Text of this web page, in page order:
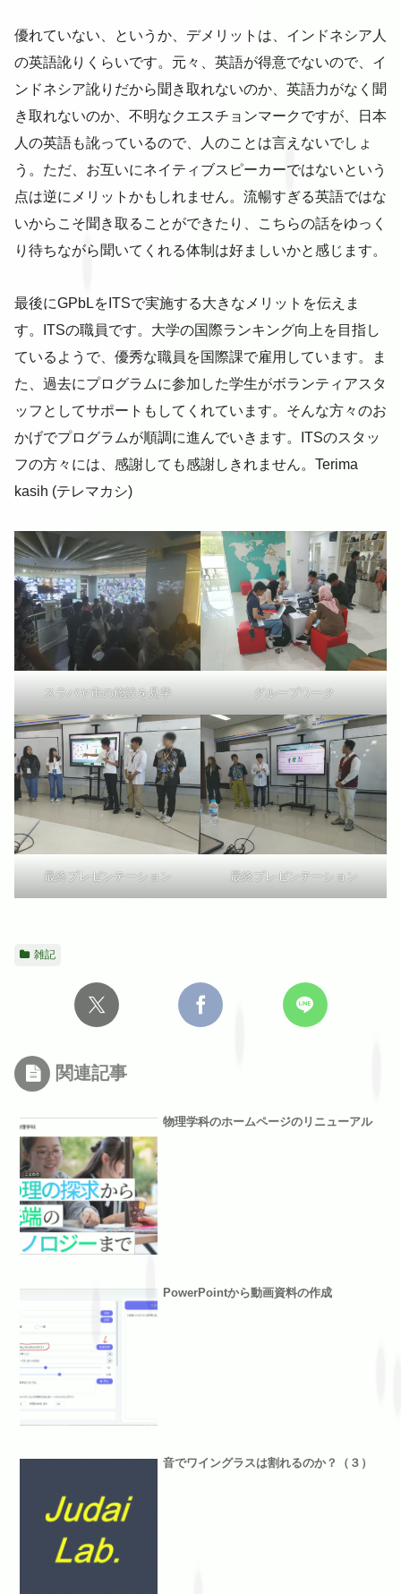
優れていない、というか、デメリットは、インドネシア人
の英語訛りくらいです。元々、英語が得意でないので、イ
ンドネシア訛りだから聞き取れないのか、英語力がなく聞
き取れないのか、不明なクエスチョンマークですが、日本
人の英語も訛っているので、人のことは言えないでしょ
う。ただ、お互いにネイティブスピーカーではないという
点は逆にメリットかもしれません。流暢すぎる英語ではな
いからこそ聞き取ることができたり、こちらの話をゆっく
り待ちながら聞いてくれる体制は好ましいかと感じます。
最後にGPbLをITSで実施する大きなメリットを伝えま
す。ITSの職員です。大学の国際ランキング向上を目指し
ているようで、優秀な職員を国際課で雇用しています。ま
た、過去にプログラムに参加した学生がボランティアスタ
ッフとしてサポートもしてくれています。そんな方々のお
かげでプログラムが順調に進んでいきます。ITSのスタッ
フの方々には、感謝しても感謝しきれません。Terima
kasih (テレマカシ)
スラバヤ市の施設を見学 グループワーク
最終プレゼンテーション 最終プレゼンテーション
雑記
関連記事
物理学科のホームページのリニューアル
PowerPointから動画資料の作成
音でワイングラスは割れるのか？（３）